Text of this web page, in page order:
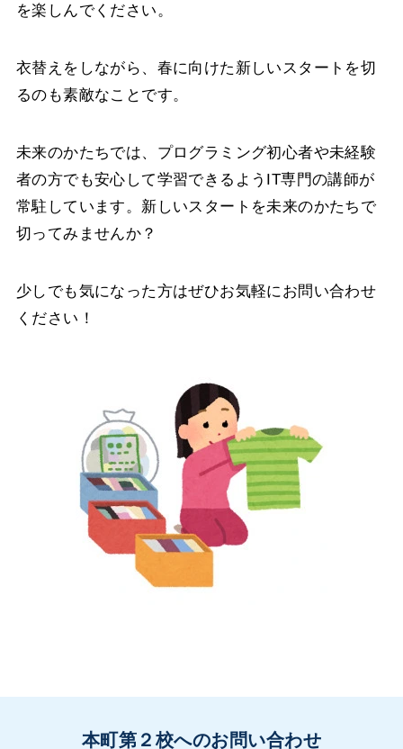
を楽しんでください。
衣替えをしながら、春に向けた新しいスタートを切
るのも素敵なことです。
未来のかたちでは、プログラミング初心者や未経験
者の方でも安心して学習できるようIT専門の講師が
常駐しています。新しいスタートを未来のかたちで
切ってみませんか？
少しでも気になった方はぜひお気軽にお問い合わせ
ください！
本町第２校へのお問い合わせ